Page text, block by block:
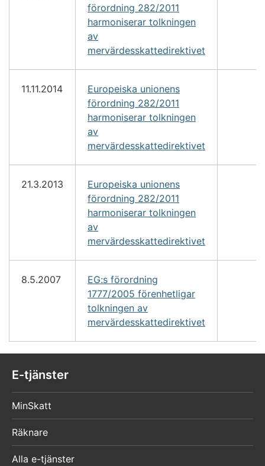
förordning 282/2011
harmoniserar tolkningen
av
mervärdesskattedirektivet
11.11.2014
Europeiska unionens
förordning 282/2011
harmoniserar tolkningen
av
mervärdesskattedirektivet
21.3.2013
Europeiska unionens
förordning 282/2011
harmoniserar tolkningen
av
mervärdesskattedirektivet
8.5.2007
EG:s förordning
1777/2005 förenhetligar
tolkningen av
mervärdesskattedirektivet
E-tjänster
MinSkatt
Räknare
Alla e-tjänster